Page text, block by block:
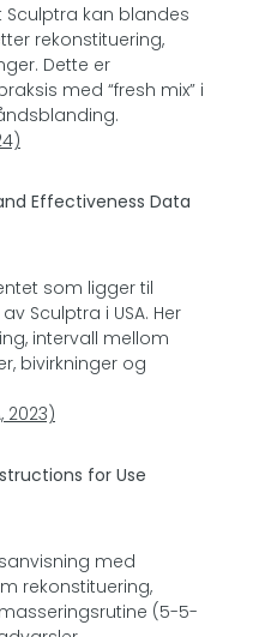
Sculptra kan blandes
rekonstituering,
Dette er
med “fresh mix” i
Effectiveness Data
som ligger til
Sculptra i USA. Her
intervall mellom
bivirkninger og
2023)
for Use
med
rekonstituering,
(5-5-